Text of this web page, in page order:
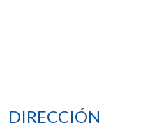
DIRECCIÓN